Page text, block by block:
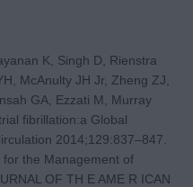
K, Singh D, Rienstra
McAnulty JH Jr, Zheng ZJ,
GA, Ezzati M, Murray
fibrillation:a Global
2014;129:837–847.
for the Management of
OF TH E AME R ICAN